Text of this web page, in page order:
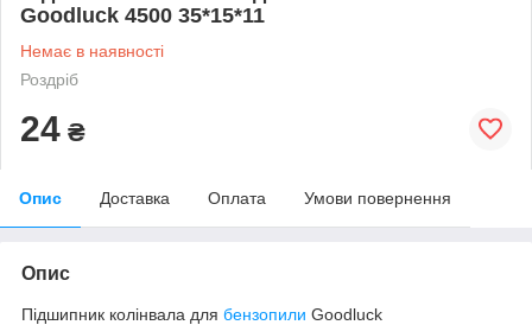
Goodluck 4500 35*15*11
Немає в наявності
Роздріб
24 ₴
Опис Доставка Оплата Умови повернення
Опис
Підшипник колінвала для бензопили Goodluck